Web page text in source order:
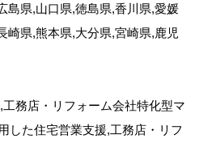
島県,山口県,徳島県,香川県,愛媛
崎県,熊本県,大分県,宮崎県,鹿児
務店・リフォーム会社特化型マ
した住宅営業支援,工務店・リフ